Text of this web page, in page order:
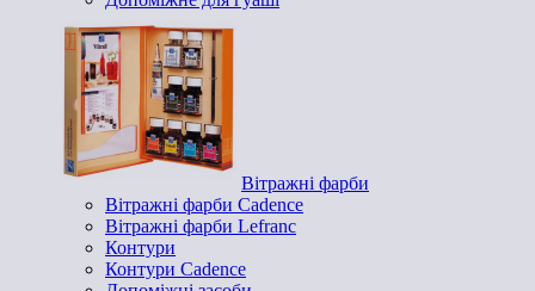
Вітражні фарби
Вітражні фарби Cadence
Вітражні фарби Lefranc
Контури
Контури Cadence